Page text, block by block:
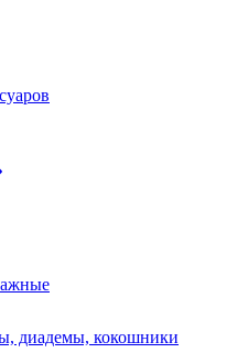
диадемы, кокошники